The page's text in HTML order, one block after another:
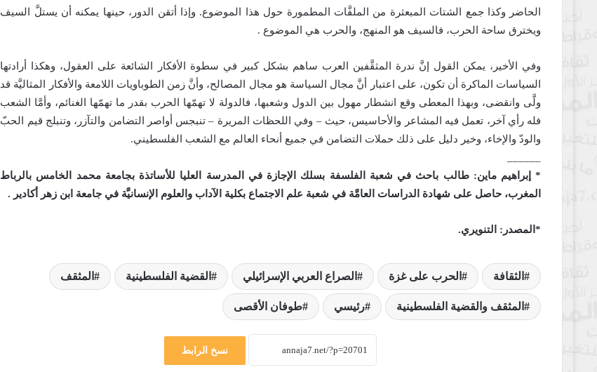
الحاضر وكذا جمع الشتات المبعثرة من الملفَّات المطمورة حول هذا الموضوع. وإذا أتقن الدور، حينها يمكنه أن يستلَّ السيف
ويخترق ساحة الحرب، فالسيف هو المنهج، والحرب هي الموضوع .
وفي الأخير، يمكن القول إنَّ ندرة المثقَّفين العرب ساهم بشكل كبير في سطوة الأفكار الشائعة على العقول، وهكذا أرادتها
السياسات الماكرة أن تكون، على اعتبار أنَّ مجال السياسة هو مجال المصالح، وأنَّ زمن الطوباويات اللامعة والأفكار المثاليَّة قد
ولَّى وانقضى، وبهذا المعطى وقع انشطار مهول بين الدول وشعبها، فالدولة لا تهمّها الحرب بقدر ما تهمّها الغنائم، وأمَّا الشعب
فله رأي آخر، تعمل فيه المشاعر والأحاسيس، حيث – وفي اللحظات المريرة – تنبجس أواصر التضامن والتآزر، وتنبلج قيم الحبّ
والودّ والإخاء، وخير دليل على ذلك حملات التضامن في جميع أنحاء العالم مع الشعب الفلسطيني.
* إبراهيم ماين: طالب باحث في شعبة الفلسفة بسلك الإجازة في المدرسة العليا للأساتذة بجامعة محمد الخامس بالرباط
المغرب، حاصل على شهادة الدراسات العامَّة في شعبة علم الاجتماع بكلية الآداب والعلوم الإنسانيَّة في جامعة ابن زهر أكادير .
*المصدر: التنويري.
الثقافة الحرب على غزة الصراع العربي الإسرائيلي القضية الفلسطينية المثقف
المثقف والقضية الفلسطينية رئيسي طوفان الأقصى
نسخ الرابط